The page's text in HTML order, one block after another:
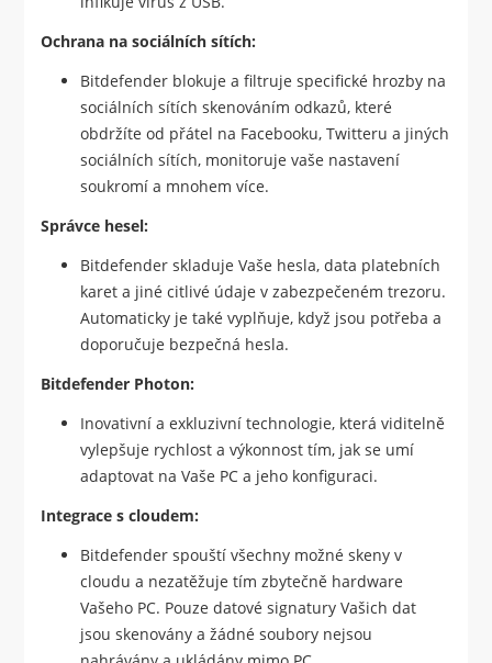
Ochrana na sociálních sítích:
Bitdefender blokuje a filtruje specifické hrozby na
sociálních sítích skenováním odkazů, které
obdržíte od přátel na Facebooku, Twitteru a jiných
sociálních sítích, monitoruje vaše nastavení
soukromí a mnohem více.
Správce hesel:
Bitdefender skladuje Vaše hesla, data platebních
karet a jiné citlivé údaje v zabezpečeném trezoru.
Automaticky je také vyplňuje, když jsou potřeba a
doporučuje bezpečná hesla.
Bitdefender Photon:
Inovativní a exkluzivní technologie, která viditelně
vylepšuje rychlost a výkonnost tím, jak se umí
adaptovat na Vaše PC a jeho konfiguraci.
Integrace s cloudem:
Bitdefender spouští všechny možné skeny v
cloudu a nezatěžuje tím zbytečně hardware
Vašeho PC. Pouze datové signatury Vašich dat
jsou skenovány a žádné soubory nejsou